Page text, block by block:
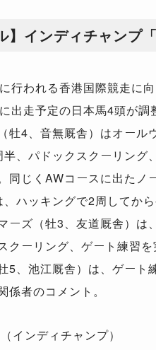
】インディチャンプ
行われる香港国際競走に
出走予定の日本馬4頭が調
牡4、音無厩舎）はオール
、パドックスクーリング
同じくAWコースに出たノ
ハッキングで2周してか
ーズ（牡3、友道厩舎）は
クーリング、ゲート練習
5、池江厩舎）は、ゲート
係者のコメント。
インディチャンプ）